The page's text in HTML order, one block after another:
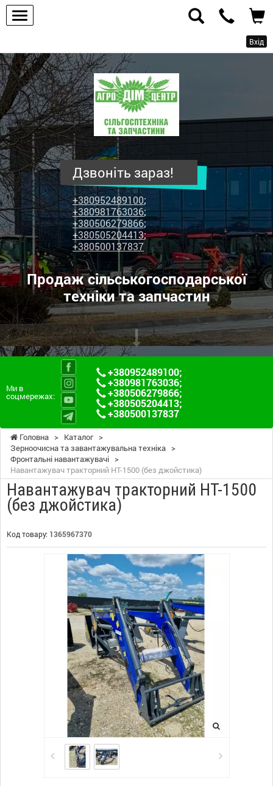
Вхід
ПП
"Агродім-
центр"
-
продаж
сільськогосподарської
техніки
та
запчастин
Дзвоніть зараз!
+380952489100;
+380981763036;
+380506279866;
+380505204413;
+380500137837
Продаж сільськогосподарської
техніки та запчастин
Ми в
соцмережах:
+380952489100;
+380981763036;
+380506279866;
+380505204413;
+380500137837
Головна > Каталог >
Зерноочисна та завантажувальна техніка >
Фронтальні навантажувачі >
Навантажувач тракторний НТ-1500 (без джойстика)
Навантажувач тракторний НТ-1500
(без джойстика)
Код товару: 1365967370